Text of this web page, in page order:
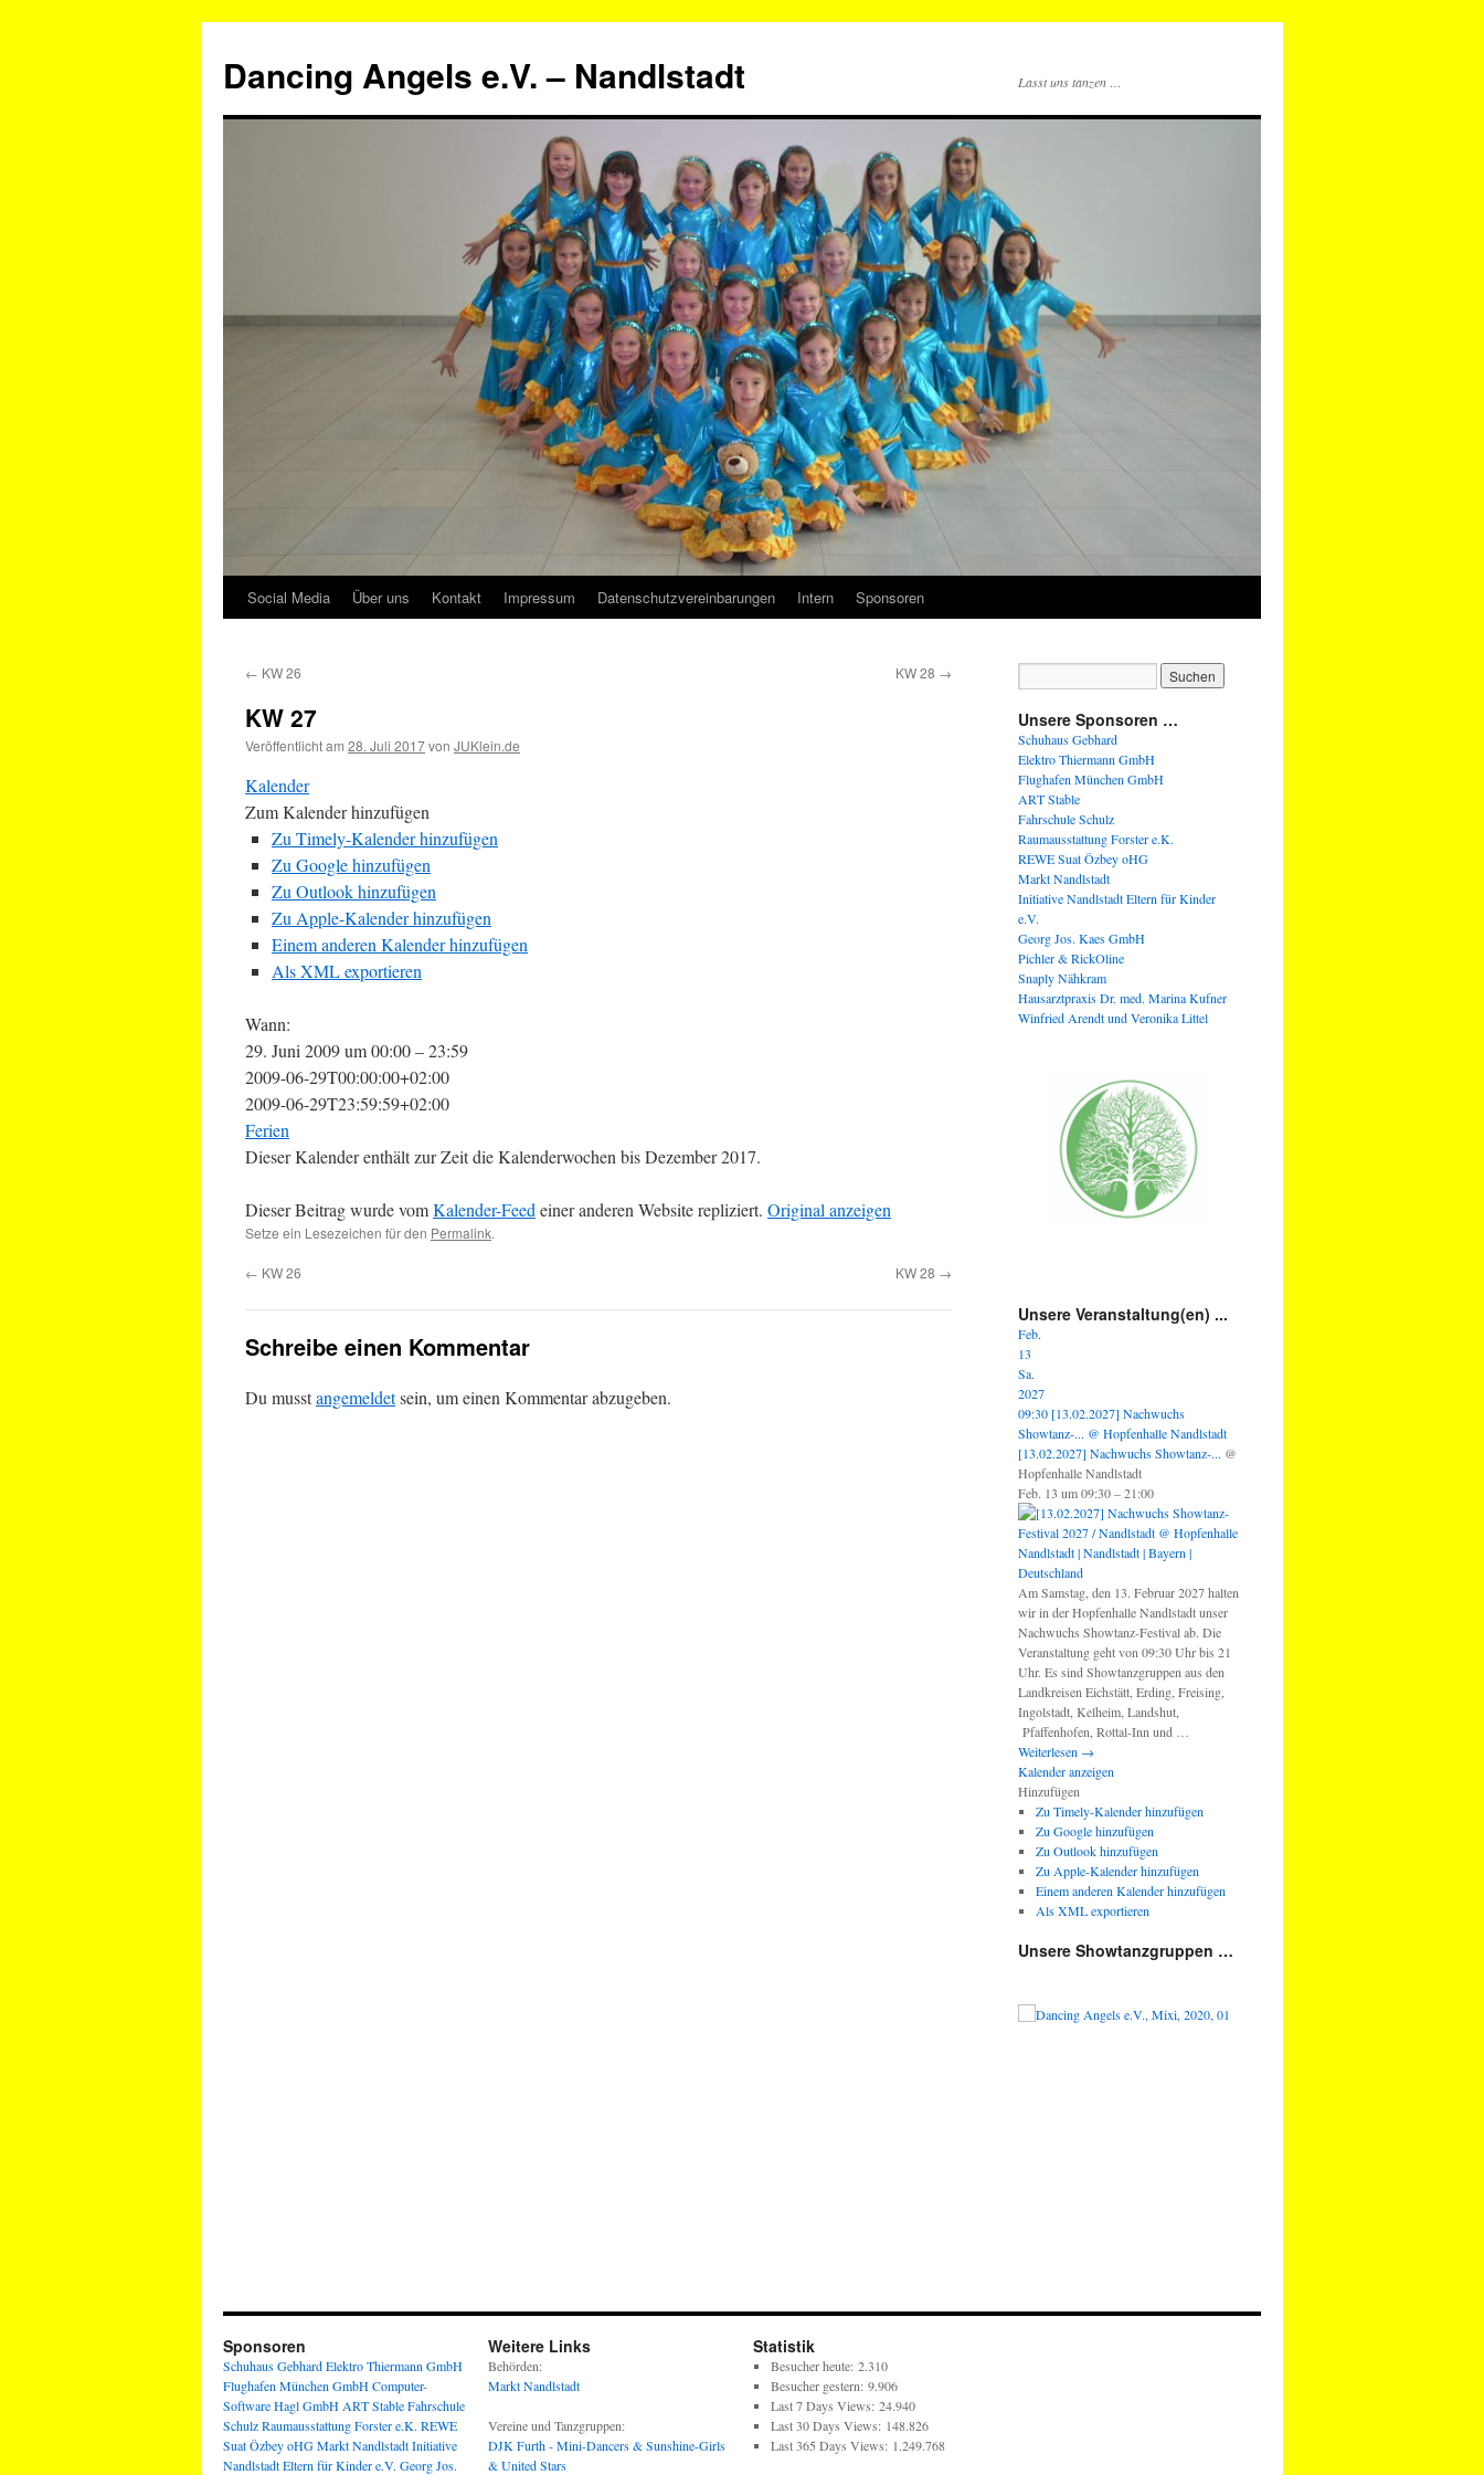
springen
Dancing Angels e.V. – Nandlstadt Lasst uns tanzen …
Social Media Über uns Kontakt Impressum Datenschutzvereinbarungen Intern Sponsoren
← KW 26 KW 28 →
KW 27
Veröffentlicht am 28. Juli 2017von JUKlein.de
Kalender
Zum Kalender hinzufügen
Zu Timely-Kalender hinzufügen
Zu Google hinzufügen
Zu Outlook hinzufügen
Zu Apple-Kalender hinzufügen
Einem anderen Kalender hinzufügen
Als XML exportieren
Wann:
29. Juni 2009 um 00:00 – 23:59
2009-06-29T00:00:00+02:00
2009-06-29T23:59:59+02:00
Ferien
Dieser Kalender enthält zur Zeit die Kalenderwochen bis Dezember 2017.
Dieser Beitrag wurde vomKalender-Feed einer anderen Website repliziert. Original anzeigen
Setze ein Lesezeichen für den Permalink.
← KW 26 KW 28 →
Schreibe einen Kommentar
Du musstangemeldetsein, um einen Kommentar abzugeben.
Unsere Sponsoren …
Schuhaus Gebhard
Elektro Thiermann GmbH
Flughafen München GmbH
ART Stable
Fahrschule Schulz
Raumausstattung Forster e.K.
REWE Suat Özbey oHG
Markt Nandlstadt
Initiative Nandlstadt Eltern für Kinder
e.V.
Georg Jos. Kaes GmbH
Pichler & RickOline
Snaply Nähkram
Hausarztpraxis Dr. med. Marina Kufner
Winfried Arendt und Veronika Littel
Unsere Veranstaltung(en) ...
Feb.
13
Sa.
2027
09:30 [13.02.2027] Nachwuchs
Showtanz-... @ Hopfenhalle Nandlstadt
[13.02.2027] Nachwuchs Showtanz-... @
Hopfenhalle Nandlstadt
Feb. 13 um 09:30 – 21:00
Am Samstag, den 13. Februar 2027 halten
wir in der Hopfenhalle Nandlstadt unser
Nachwuchs Showtanz-Festival ab. Die
Veranstaltung geht von 09:30 Uhr bis 21
Uhr. Es sind Showtanzgruppen aus den
Landkreisen Eichstätt, Erding, Freising,
Ingolstadt, Kelheim, Landshut,
Pfaffenhofen, Rottal-Inn und …
Weiterlesen →
Kalender anzeigen
Hinzufügen
Zu Timely-Kalender hinzufügen
Zu Google hinzufügen
Zu Outlook hinzufügen
Zu Apple-Kalender hinzufügen
Einem anderen Kalender hinzufügen
Als XML exportieren
Unsere Showtanzgruppen …
Sponsoren
Schuhaus GebhardElektro Thiermann GmbH
Flughafen München GmbHComputer-
Software Hagl GmbH ART StableFahrschule
SchulzRaumausstattung Forster e.K. REWE
Suat Özbey oHGMarkt NandlstadtInitiative
Nandlstadt Eltern für Kinder e.V. Georg Jos.
Weitere Links
Behörden:
Markt Nandlstadt
Vereine und Tanzgruppen:
DJK Furth - Mini-Dancers & Sunshine-Girls
& United Stars
Statistik
Besucher heute: 2.310
Besucher gestern: 9.906
Last 7 Days Views: 24.940
Last 30 Days Views: 148.826
Last 365 Days Views: 1.249.768